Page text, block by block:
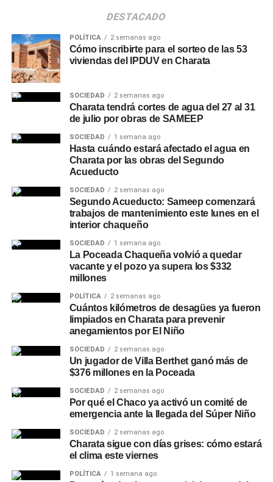
DESTACADO
POLÍTICA 2 semanas ago
Cómo inscribirte para el sorteo de las 53
viviendas del IPDUV en Charata
SOCIEDAD 2 semanas ago
Charata tendrá cortes de agua del 27 al 31
de julio por obras de SAMEEP
SOCIEDAD 1 semana ago
Hasta cuándo estará afectado el agua en
Charata por las obras del Segundo
Acueducto
SOCIEDAD 2 semanas ago
Segundo Acueducto: Sameep comenzará
trabajos de mantenimiento este lunes en el
interior chaqueño
SOCIEDAD 1 semana ago
La Poceada Chaqueña volvió a quedar
vacante y el pozo ya supera los $332
millones
POLÍTICA 2 semanas ago
Cuántos kilómetros de desagües ya fueron
limpiados en Charata para prevenir
anegamientos por El Niño
SOCIEDAD 2 semanas ago
Un jugador de Villa Berthet ganó más de
$376 millones en la Poceada
SOCIEDAD 2 semanas ago
Por qué el Chaco ya activó un comité de
emergencia ante la llegada del Súper Niño
SOCIEDAD 2 semanas ago
Charata sigue con días grises: cómo estará
el clima este viernes
POLÍTICA 1 semana ago